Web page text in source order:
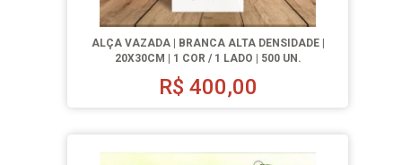
ALÇA VAZADA | BRANCA ALTA DENSIDADE |
20X30CM | 1 COR / 1 LADO | 500 UN.
R$ 400,00